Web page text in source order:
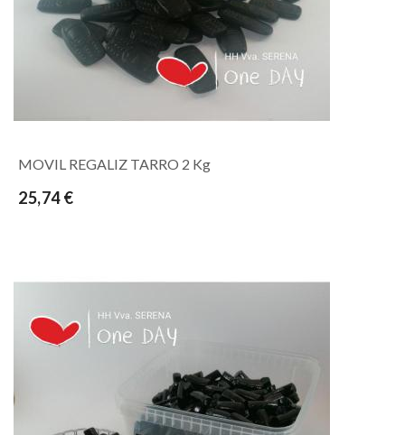
MOVIL REGALIZ TARRO 2 Kg
25,74 €